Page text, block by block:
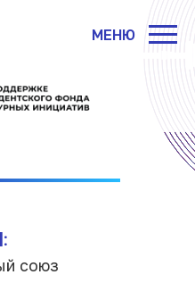
МЕНЮ
союз